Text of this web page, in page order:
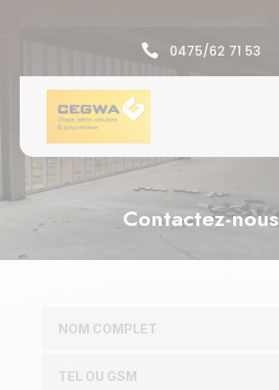
 0475/62 71 53
Contactez-nous